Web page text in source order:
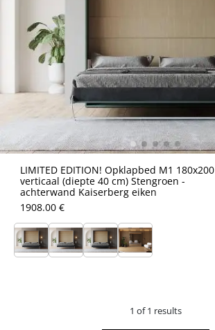
LIMITED EDITION! Opklapbed M1 180x200
verticaal (diepte 40 cm) Stengroen -
achterwand Kaiserberg eiken
1908.00 €
1 of 1 results